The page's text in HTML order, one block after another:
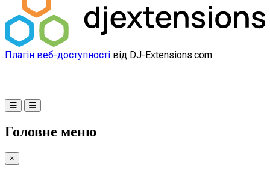
Плагін веб-доступності від DJ-Extensions.com
Головне меню
×